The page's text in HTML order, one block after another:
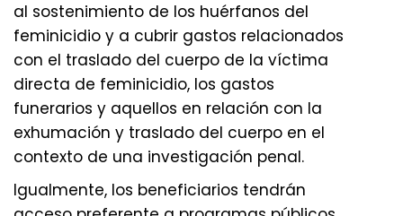
al sostenimiento de los huérfanos del
feminicidio y a cubrir gastos relacionados
con el traslado del cuerpo de la víctima
directa de feminicidio, los gastos
funerarios y aquellos en relación con la
exhumación y traslado del cuerpo en el
contexto de una investigación penal.
Igualmente, los beneficiarios tendrán